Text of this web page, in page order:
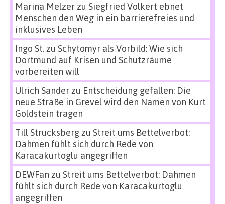
Marina Melzerzu Siegfried Volkert ebnet
Menschen den Weg in ein barrierefreies und
inklusives Leben
Ingo St.zu Schytomyr als Vorbild: Wie sich
Dortmund auf Krisen und Schutzräume
vorbereiten will
Ulrich Sanderzu Entscheidung gefallen: Die
neue Straße in Grevel wird den Namen von Kurt
Goldstein tragen
Till Strucksbergzu Streit ums Bettelverbot:
Dahmen fühlt sich durch Rede von
Karacakurtoglu angegriffen
DEWFan zu Streit ums Bettelverbot: Dahmen
fühlt sich durch Rede von Karacakurtoglu
angegriffen